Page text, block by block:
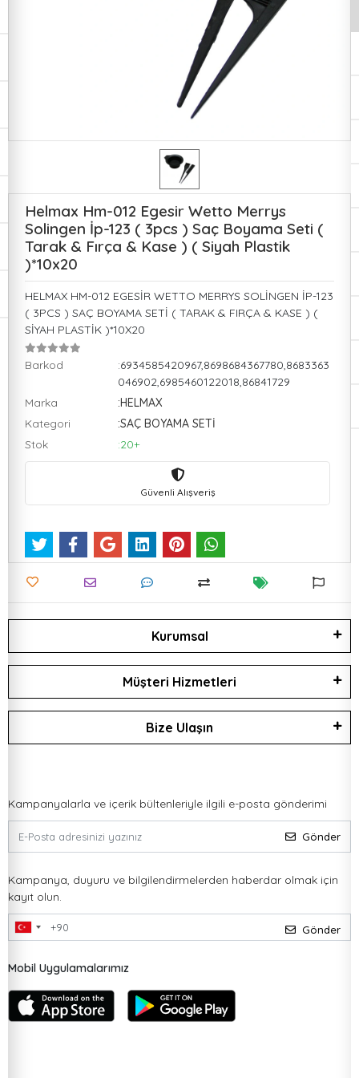
Helmax Hm-012 Egesir Wetto Merrys
Solingen İp-123 ( 3pcs ) Saç Boyama Seti (
Tarak & Fırça & Kase ) ( Siyah Plastik
)*10x20
HELMAX HM-012 EGESİR WETTO MERRYS SOLİNGEN İP-123
( 3PCS ) SAÇ BOYAMA SETİ ( TARAK & FIRÇA & KASE ) (
SİYAH PLASTİK )*10X20
Barkod
:6934585420967,8698684367780,8683363
046902,6985460122018,86841729
Marka
:HELMAX
Kategori
:SAÇ BOYAMA SETİ
Stok
:20+
Güvenli Alışveriş
Kurumsal
Müşteri Hizmetleri
Bize Ulaşın
Kampanyalarla ve içerik bültenleriyle ilgili e-posta gönderimi
Gönder
Kampanya, duyuru ve bilgilendirmelerden haberdar olmak için
kayıt olun.
Gönder
Mobil Uygulamalarımız